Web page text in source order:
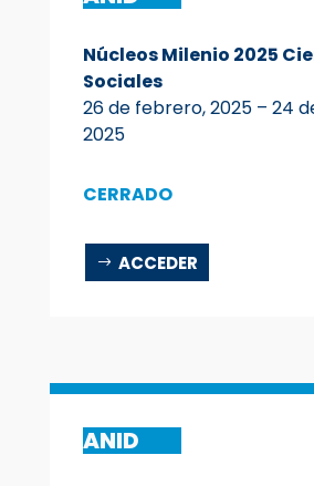
Núcleos Milenio 2025
Sociales
26 de febrero, 2025 – 24
2025
CERRADO
ACCEDER
ANID